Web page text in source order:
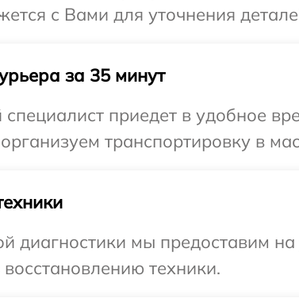
с Вами для уточнения
за 35 минут
специалист приедет в удобное
транспортировку в
диагностики мы предоставим
техники.